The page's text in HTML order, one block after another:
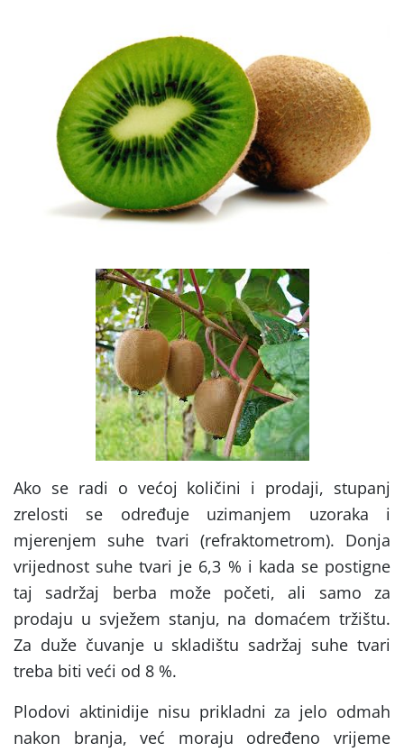
Ako se radi o većoj količini i prodaji, stupanj
zrelosti se određuje uzimanjem uzoraka i
mjerenjem suhe tvari (refraktometrom). Donja
vrijednost suhe tvari je 6,3 % i kada se postigne
taj sadržaj berba može početi, ali samo za
prodaju u svježem stanju, na domaćem tržištu.
Za duže čuvanje u skladištu sadržaj suhe tvari
treba biti veći od 8 %.
Plodovi aktinidije nisu prikladni za jelo odmah
nakon branja, već moraju određeno vrijeme